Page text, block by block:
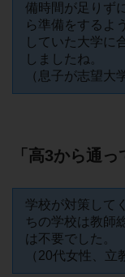
備時間が足りず
ら準備をするよ
していた大学に
しましたね。
（息子が志望大
「高3から通
学校が対策して
ちの学校は教師
は不要でした。
（20代女性、立